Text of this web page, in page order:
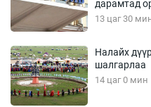
дарамтад
13 цаг 30
Налайх
шалгарлаа
14 цаг 0 мин